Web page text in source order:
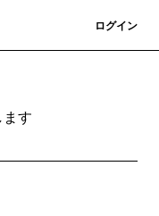
ログイン
す